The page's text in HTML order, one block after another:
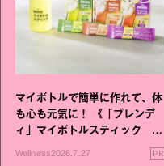
マイボトルで簡単に作れて、体
も心も元気に！ 《「ブレンデ
ィ」マイボトルスティック い
いこと毎日》シリーズが誕生
Wellness2026.7.27 PR